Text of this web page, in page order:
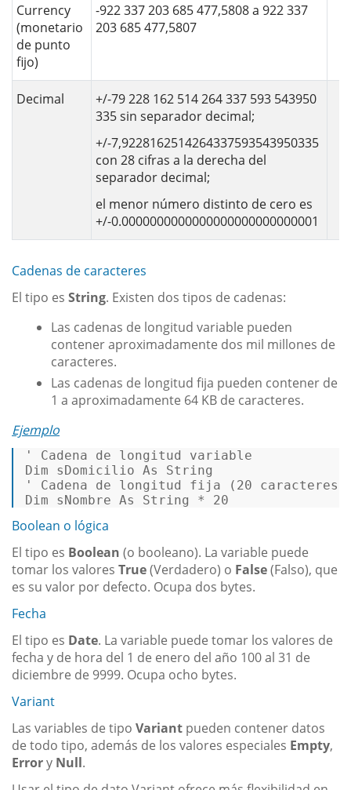
Currency
(monetario
de punto
fijo)
-922 337 203 685 477,5808 a 922 337
203 685 477,5807
Decimal
+/-79 228 162 514 264 337 593 543950
335 sin separador decimal;
+/-7,9228162514264337593543950335
con 28 cifras a la derecha del
separador decimal;
el menor número distinto de cero es
+/-0.0000000000000000000000000001
Cadenas de caracteres
El tipo es String. Existen dos tipos de cadenas:
Las cadenas de longitud variable pueden
contener aproximadamente dos mil millones de
caracteres.
Las cadenas de longitud fija pueden contener de
1 a aproximadamente 64 KB de caracteres.
Ejemplo
' Cadena de longitud variable
Dim sDomicilio As
String
' Cadena de longitud fija (20
Dim sNombre As String * 20
Boolean o lógica
El tipo es Boolean (o booleano). La variable puede
tomar los valores True(Verdadero) o False(Falso), que
es su valor por defecto. Ocupa dos bytes.
Fecha
El tipo es Date. La variable puede tomar los valores de
fecha y de hora del 1 de enero del año 100 al 31 de
diciembre de 9999. Ocupa ocho bytes.
Variant
Las variables de tipo Variant pueden contener datos
de todo tipo, además de los valores especiales Empty,
Errory Null.